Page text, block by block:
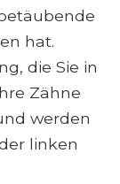
hat.
die Sie in
Zähne
werden
linken